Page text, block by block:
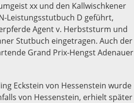
xx und den Kallwischkener
Leistungsstutbuch D geführt,
Agent v. Herbststurm und
Stutbuch eingetragen. Auch der
Grand Prix-Hengst Adenauer
Eckstein von Hessenstein wurde
von Hessenstein, erhielt später